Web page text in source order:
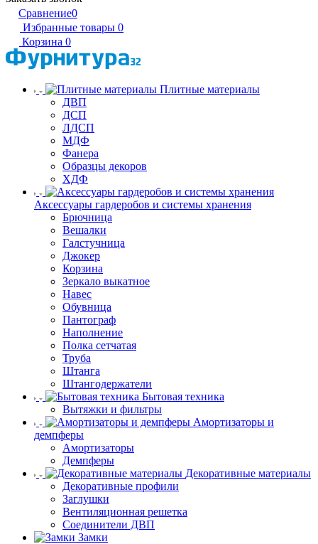
Сравнение0
Избранные товары 0
Корзина 0
Плитные материалы
ДВП
ДСП
ЛДСП
МДФ
Фанера
Образцы декоров
ХДФ
Аксессуары гардеробов и системы хранения
Брючница
Вешалки
Галстучница
Джокер
Корзина
Зеркало выкатное
Навес
Обувница
Пантограф
Наполнение
Полка сетчатая
Труба
Штанга
Штангодержатели
Бытовая техника
Вытяжки и фильтры
Амортизаторы и
демпферы
Амортизаторы
Демпферы
Декоративные материалы
Декоративные профили
Заглушки
Вентиляционная решетка
Соединители ДВП
Замки